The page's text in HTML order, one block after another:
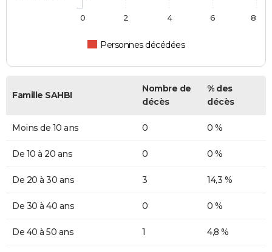
Personnes décédées
0 2 4 6 8
Famille SAHBI
Nombre de
décès
% des
décès
Moins de 10 ans 0 0 %
De 10 à 20 ans 0 0 %
De 20 à 30 ans 3 14,3 %
De 30 à 40 ans 0 0 %
De 40 à 50 ans 1 4,8 %